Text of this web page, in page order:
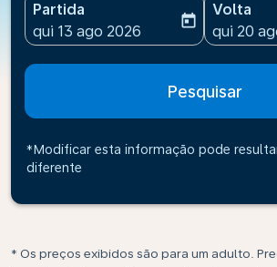
Partida
fc-booking-departure-date-aria-
qui 13 ago 2026
today
Volta
fc-
qui 20
Pesquisar
*Modificar esta informação pode
diferente
* Os preços exibidos são para um adulto.